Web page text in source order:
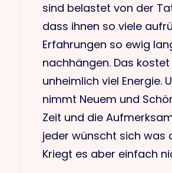
sind belastet von der
dass ihnen so viele
Erfahrungen so ewig
nachhängen. Das kostet
unheimlich viel Energie.
nimmt Neuem und
Zeit und die
jeder wünscht sich was
Kriegt es aber einfach